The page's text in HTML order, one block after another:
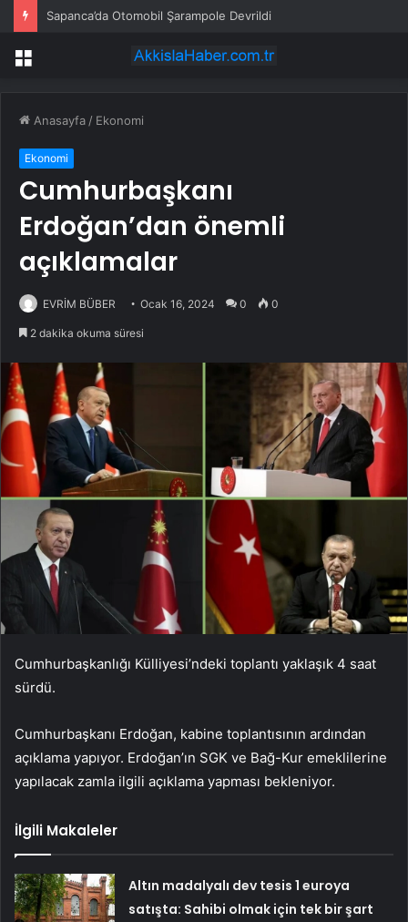
Sapanca’da Otomobil Şarampole Devrildi
Menü
Anasayfa / Ekonomi
Ekonomi
Cumhurbaşkanı
Erdoğan’dan önemli
açıklamalar
EVRİM BÜBER Ocak 16, 2024 0 0
2 dakika okuma süresi
Cumhurbaşkanlığı Külliyesi’ndeki toplantı yaklaşık 4 saat
sürdü.
Cumhurbaşkanı Erdoğan, kabine toplantısının ardından
açıklama yapıyor. Erdoğan’ın SGK ve Bağ-Kur emeklilerine
yapılacak zamla ilgili açıklama yapması bekleniyor.
İlgili Makaleler
Altın madalyalı dev tesis 1 euroya
satışta: Sahibi olmak için tek bir şart